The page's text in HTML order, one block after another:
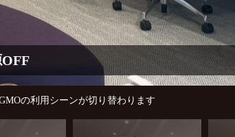
の利用シーンが切り替わります